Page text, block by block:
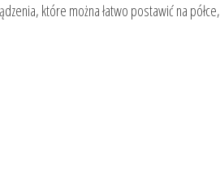
które można łatwo postawić na półce,